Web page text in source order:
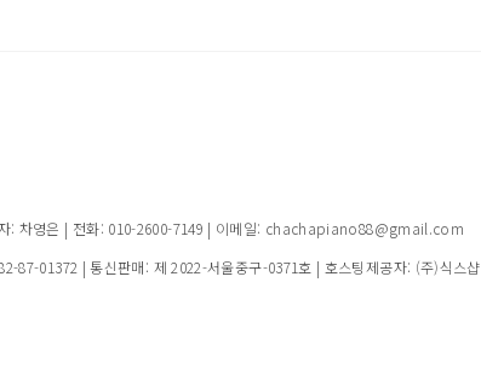
: 차영은 | 전화: 010-2600-7149 | 이메일: chachapiano88@gmail.com
87-01372 | 통신판매: 제 2022-서울중구-0371호 | 호스팅제공자: (주)식스샵